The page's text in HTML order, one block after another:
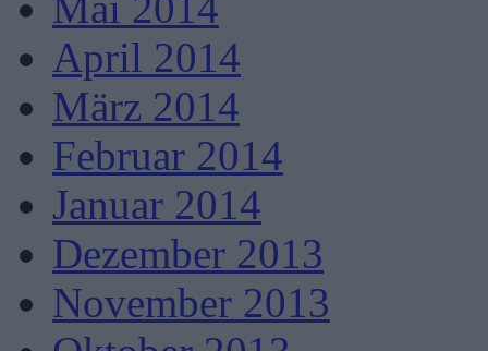
April 2014
März 2014
Februar 2014
Januar 2014
Dezember 2013
November 2013